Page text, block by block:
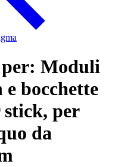
Moduli
bocchette
per
da